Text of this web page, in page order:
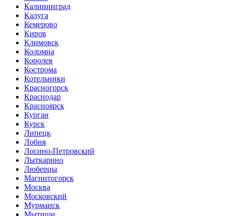
Калининград
Калуга
Кемерово
Киров
Климовск
Коломна
Королев
Кострома
Котельники
Красногорск
Краснодар
Красноярск
Курган
Курск
Липецк
Лобня
Лосино-Петровский
Лыткарино
Люберцы
Магнитогорск
Москва
Московский
Мурманск
Мытищи